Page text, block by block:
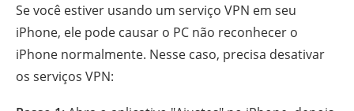
Se você estiver usando um serviço VPN em seu
iPhone, ele pode causar o PC não reconhecer o
iPhone normalmente. Nesse caso, precisa desativar
os serviços VPN: